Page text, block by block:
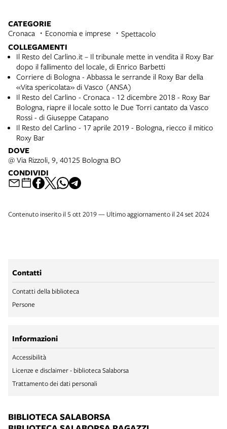
CATEGORIE
Cronaca Economia e imprese Spettacolo
COLLEGAMENTI
Il Resto del Carlino.it – Il tribunale mette in vendita il Roxy Bar
dopo il fallimento del locale, di Enrico Barbetti
Corriere di Bologna - Abbassa le serrande il Roxy Bar della
«Vita spericolata» di Vasco (ANSA)
Il Resto del Carlino - Cronaca - 12 dicembre 2018 - Roxy Bar
Bologna, riapre il locale sotto le Due Torri cantato da Vasco
Rossi - di Giuseppe Catapano
Il Resto del Carlino - 17 aprile 2019 - Bologna, riecco il mitico
Roxy Bar
DOVE
@ Via Rizzoli, 9, 40125 Bologna BO
CONDIVIDI
Contenuto inserito il 5 ott 2019 — Ultimo aggiornamento il 24 set 2024
Contatti
Contatti della biblioteca
Persone
Informazioni
Accessibilità
Licenze e disclaimer - biblioteca Salaborsa
Trattamento dei dati personali
BIBLIOTECA SALABORSA